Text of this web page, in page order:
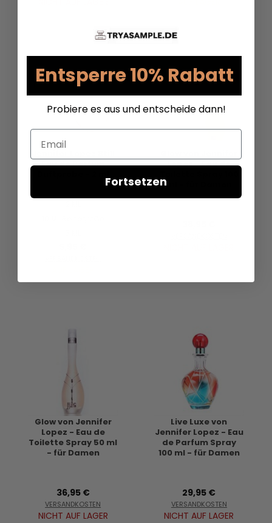
- Eau de Parfum -
Lopez - Eau de
ml - für Damen
Glow von Jennifer
Lopez - Eau de
Toilette Spray 50 ml
- für Damen
36,95 €
VERSANDKOSTEN
NICHT AUF LAGER
Live Luxe von
Jennifer Lopez - Eau
de Parfum Spray
100 ml - für Damen
29,95 €
VERSANDKOSTEN
NICHT AUF LAGER
Entsperre 10% Rabatt
Probiere es aus und entscheide dann!
Email
Fortsetzen